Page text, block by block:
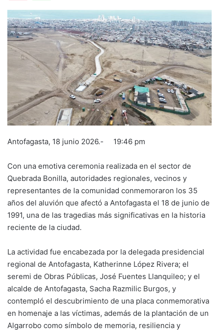
Antofagasta, 18 junio 2026.- 19:46 pm
Con una emotiva ceremonia realizada en el sector de
Quebrada Bonilla, autoridades regionales, vecinos y
representantes de la comunidad conmemoraron los 35
años del aluvión que afectó a Antofagasta el 18 de junio de
1991, una de las tragedias más significativas en la historia
reciente de la ciudad.
La actividad fue encabezada por la delegada presidencial
regional de Antofagasta, Katherinne López Rivera; el
seremi de Obras Públicas, José Fuentes Llanquileo; y el
alcalde de Antofagasta, Sacha Razmilic Burgos, y
contempló el descubrimiento de una placa conmemorativa
en homenaje a las víctimas, además de la plantación de un
Algarrobo como símbolo de memoria, resiliencia y